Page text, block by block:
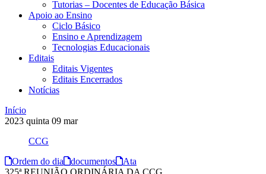
Tutorias – Docentes de Educação Básica
Apoio ao Ensino
Ciclo Básico
Ensino e Aprendizagem
Tecnologias Educacionais
Editais
Editais Vigentes
Editais Encerrados
Notícias
Início
2023 quinta 09 mar
CCG
Ordem do dia
documentos
Ata
325ª REUNIÃO ORDINÁRIA DA CCG